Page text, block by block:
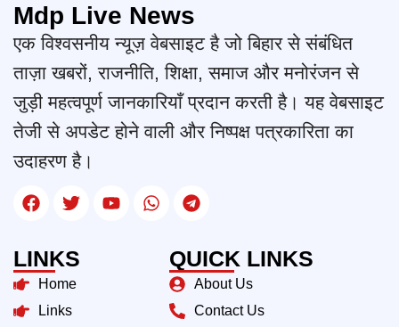
Mdp Live News
एक विश्वसनीय न्यूज़ वेबसाइट है जो बिहार से संबंधित
ताज़ा खबरों, राजनीति, शिक्षा, समाज और मनोरंजन से
जुड़ी महत्वपूर्ण जानकारियाँ प्रदान करती है। यह वेबसाइट
तेजी से अपडेट होने वाली और निष्पक्ष पत्रकारिता का
उदाहरण है।
LINKS
Home
Links
QUICK LINKS
About Us
Contact Us